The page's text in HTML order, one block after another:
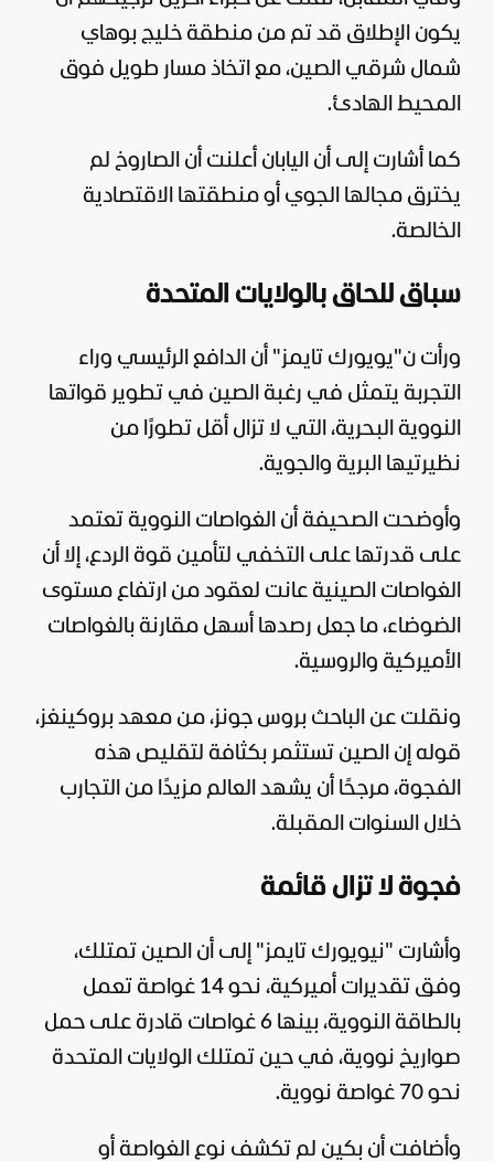
يكون الإطلاق قد تم من منطقة خليج بوهاي
شمال شرقي الصين، مع اتخاذ مسار طويل فوق
المحيط الهادئ.
كما أشارت إلى أن اليابان أعلنت أن الصاروخ لم
يخترق مجالها الجوي أو منطقتها الاقتصادية
الخالصة.
سباق للحاق بالولايات المتحدة
ورأت ن"يويورك تايمز" أن الدافع الرئيسي وراء
التجربة يتمثل في رغبة الصين في تطوير قواتها
النووية البحرية، التي لا تزال أقل تطورًا من
نظيرتيها البرية والجوية.
وأوضحت الصحيفة أن الغواصات النووية تعتمد
على قدرتها على التخفي لتأمين قوة الردع، إلا أن
الغواصات الصينية عانت لعقود من ارتفاع مستوى
الضوضاء، ما جعل رصدها أسهل مقارنة بالغواصات
الأميركية والروسية.
ونقلت عن الباحث بروس جونز، من معهد بروكينغز،
قوله إن الصين تستثمر بكثافة لتقليص هذه
الفجوة، مرجحًا أن يشهد العالم مزيدًا من التجارب
خلال السنوات المقبلة.
فجوة لا تزال قائمة
وأشارت "نيويورك تايمز" إلى أن الصين تمتلك،
وفق تقديرات أميركية، نحو 14 غواصة تعمل
بالطاقة النووية، بينها 6 غواصات قادرة على حمل
صواريخ نووية، في حين تمتلك الولايات المتحدة
نحو 70 غواصة نووية.
وأضافت أن بكين لم تكشف نوع الغواصة أو